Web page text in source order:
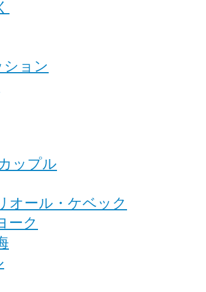
ション
ップル
オール・ケベック
ーク